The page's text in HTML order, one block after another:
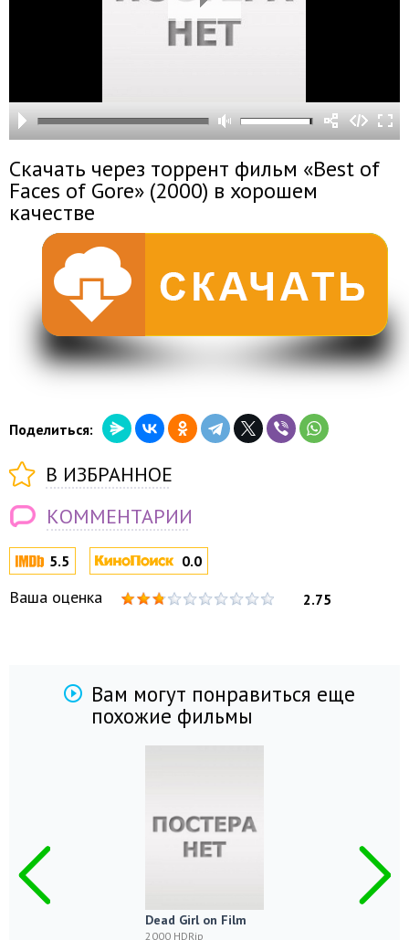
5.5 0.0
Ваша оценка 2.75
Скачать через торрент фильм «Best of
Faces of Gore» (2000) в хорошем
качестве
Поделиться:
В ИЗБРАННОЕ
КОММЕНТАРИИ
Вам могут понравиться еще
похожие фильмы
Dead Girl on Film
2000 HDRip